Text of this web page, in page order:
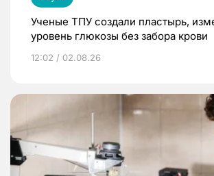
Ученые ТПУ создали пластырь,
уровень глюкозы без забора крови
12:02 / 02.08.26